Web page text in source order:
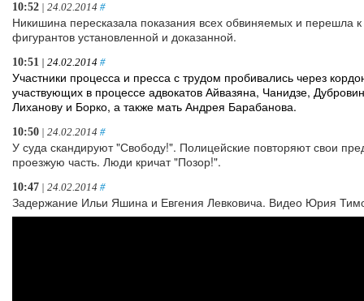
10:52 | 24.02.2014 #
Никишина пересказала показания всех обвиняемых и перешла к
фигурантов установленной и доказанной.
10:51 | 24.02.2014 #
Участники процесса и пресса с трудом пробивались через
участвующих в процессе адвокатов Айвазяна, Чанидзе,
Лиханову и Борко, а также мать Андрея Барабанова.
10:50 | 24.02.2014 #
У суда скандируют "Свободу!". Полицейские повторяют свои
проезжую часть. Люди кричат "Позор!".
10:47 | 24.02.2014 #
Задержание Ильи Яшина и Евгения Левковича. Видео Юрия